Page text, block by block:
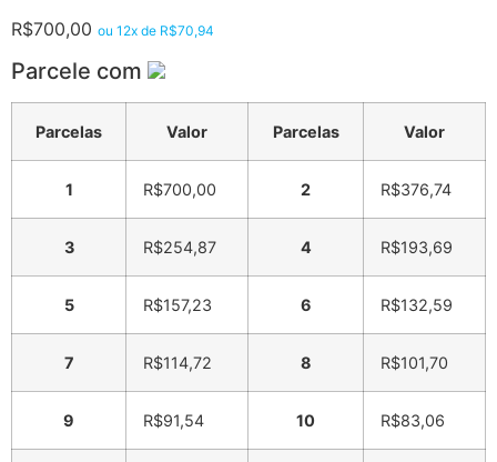
R$700,00 ou 12x de R$70,94
Parcele com
Parcelas Valor Parcelas Valor
1 R$700,00 2 R$376,74
3 R$254,87 4 R$193,69
5 R$157,23 6 R$132,59
7 R$114,72 8 R$101,70
9 R$91,54 10 R$83,06